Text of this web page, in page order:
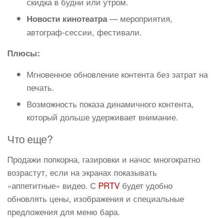
Новости кинотеатра— мероприятия,
автограф-сессии, фестивали.
Плюсы:
Мгновенное обновление контента без затрат на
печать.
Возможность показа динамичного контента,
который дольше удерживает внимание.
Что еще?
Продажи попкорна, газировки и начос многократно
возрастут, если на экранах показывать
«аппетитные» видео. С PRTV будет удобно
обновлять цены, изображения и специальные
предложения для меню бара.